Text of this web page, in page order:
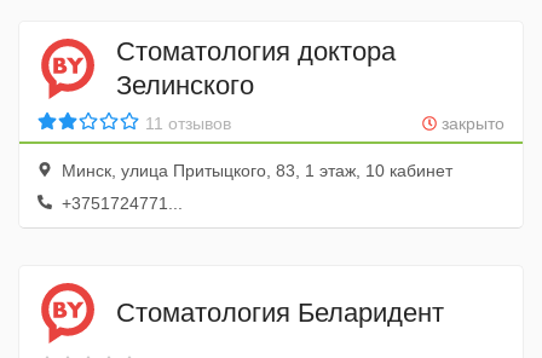
Стоматология доктора
Зелинского
закрыто
11 отзывов
Минск, улица Притыцкого, 83, 1 этаж, 10 кабинет
+3751724771...
Стоматология Беларидент